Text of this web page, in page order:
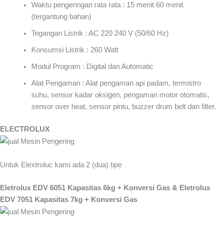
Waktu pengeringan rata rata : 15 menit 60 menit
(tergantung bahan)
Tegangan Listrik : AC 220 240 V (50/60 Hz)
Konsumsi Listrik : 260 Watt
Modul Program : Digital dan Automatic
Alat Pengaman : Alat pengaman api padam, termistro
suhu, sensor kadar oksigen, pengaman motor otomatis,
sensor over heat, sensor pintu, buzzer drum belt dan filter.
ELECTROLUX
Untuk Elextroluc kami ada 2 (dua) tipe
Eletrolux EDV 6051 Kapasitas 6kg + Konversi Gas & Eletrolux
EDV 7051 Kapasitas 7kg + Konversi Gas